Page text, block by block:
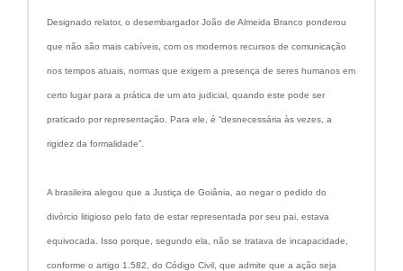
Designado relator, o desembargador João de Almeida Branco ponderou
que não são mais cabíveis, com os modernos recursos de comunicação
nos tempos atuais, normas que exigem a presença de seres humanos em
certo lugar para a prática de um ato judicial, quando este pode ser
praticado por representação. Para ele, é “desnecessária às vezes, a
rigidez da formalidade”.
A brasileira alegou que a Justiça de Goiânia, ao negar o pedido do
divórcio litigioso pelo fato de estar representada por seu pai, estava
equivocada. Isso porque, segundo ela, não se tratava de incapacidade,
conforme o artigo 1.582, do Código Civil, que admite que a ação seja